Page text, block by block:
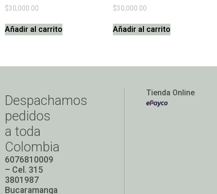
$30,000.00
Añadir al carrito
$30,000.00
Añadir al carrito
Despachamos
pedidos
a toda
Colombia
6076810009
– Cel. 315
3801987
Bucaramanga
Tienda Online